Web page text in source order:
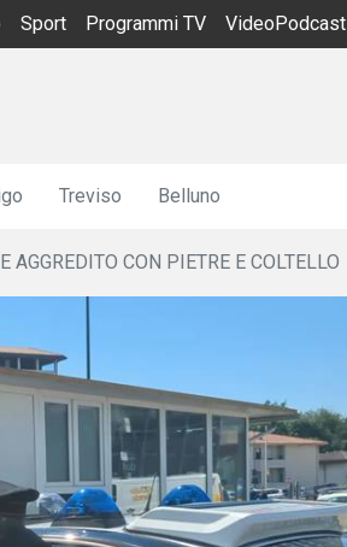
Sport Programmi TV VideoPodcast
Treviso Belluno
AGGREDITO CON PIETRE E COLTELLO